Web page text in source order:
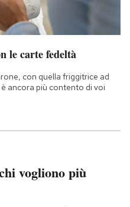
le carte fedeltà
con quella friggitrice ad
ancora più contento di voi
vogliono più